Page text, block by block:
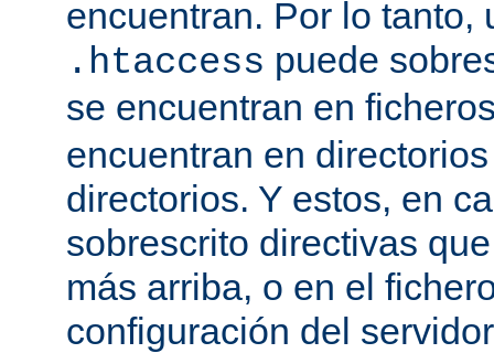
encuentran. Por lo tanto,
.htaccess puede
se encuentran en
encuentran en
directorios. Y estos, en
sobrescrito directivas
más arriba, o en el
configuración del